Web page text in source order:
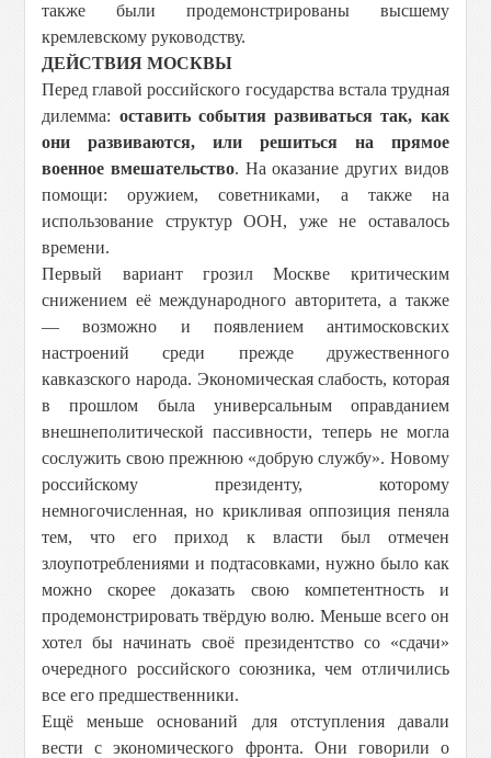
также были продемонстрированы высшему
кремлевскому руководству.
ДЕЙСТВИЯ МОСКВЫ
Перед главой российского государства встала трудная
дилемма: оставить события развиваться так, как
они развиваются, или решиться на прямое
военное вмешательство. На оказание других видов
помощи: оружием, советниками, а также на
использование структур ООН, уже не оставалось
времени.
Первый вариант грозил Москве критическим
снижением её международного авторитета, а также
— возможно и появлением антимосковских
настроений среди прежде дружественного
кавказского народа. Экономическая слабость, которая
в прошлом была универсальным оправданием
внешнеполитической пассивности, теперь не могла
сослужить свою прежнюю «добрую службу». Новому
российскому президенту, которому
немногочисленная, но крикливая оппозиция пеняла
тем, что его приход к власти был отмечен
злоупотреблениями и подтасовками, нужно было как
можно скорее доказать свою компетентность и
продемонстрировать твёрдую волю. Меньше всего он
хотел бы начинать своё президентство со «сдачи»
очередного российского союзника, чем отличились
все его предшественники.
Ещё меньше оснований для отступления давали
вести с экономического фронта. Они говорили о